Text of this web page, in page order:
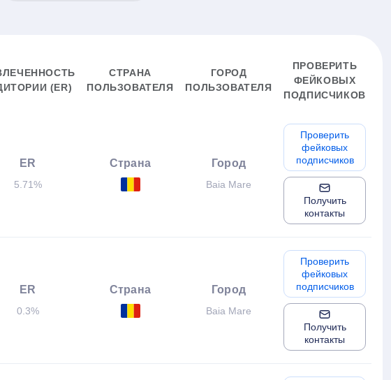
(ER)
СТРАНА
ПОЛЬЗОВАТЕЛЯ
ГОРОД
ПОЛЬЗОВАТЕЛЯ
ПРОВЕРИТЬ
ФЕЙКОВЫХ
ПОДПИСЧИКОВ
ER
5.71%
Страна Город
Baia Mare
Проверить
фейковых
подписчиков
Получить
контакты
ER
0.3%
Страна Город
Baia Mare
Проверить
фейковых
подписчиков
Получить
контакты